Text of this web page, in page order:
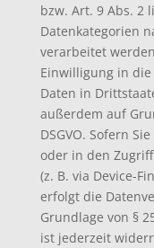
bzw. Art. 9 Abs. 2
Datenkategorien
verarbeitet
Einwilligung in
Daten in
außerdem auf
DSGVO. Sofern
oder in den
(z. B. via Device-
erfolgt die
Grundlage von §
ist jederzeit